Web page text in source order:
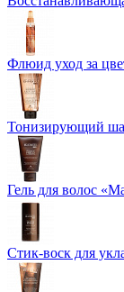
Флюид уход за
Тонизирующий
Гель для волос
Стик-воск для